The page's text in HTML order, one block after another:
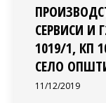
СЕРВИСИ И
1019/1, КП
СЕЛО
11/12/2019